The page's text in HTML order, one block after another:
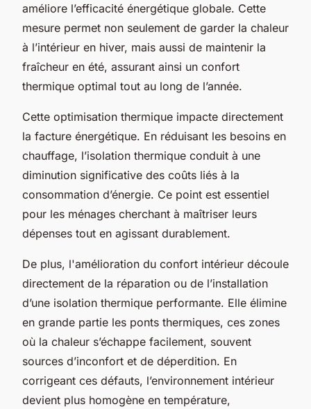
améliore l’efficacité énergétique globale. Cette
mesure permet non seulement de garder la chaleur
à l’intérieur en hiver, mais aussi de maintenir la
fraîcheur en été, assurant ainsi un confort
thermique optimal tout au long de l’année.
Cette optimisation thermique impacte directement
la facture énergétique. En réduisant les besoins en
chauffage, l’isolation thermique conduit à une
diminution significative des coûts liés à la
consommation d’énergie. Ce point est essentiel
pour les ménages cherchant à maîtriser leurs
dépenses tout en agissant durablement.
De plus, l'amélioration du confort intérieur découle
directement de la réparation ou de l’installation
d’une isolation thermique performante. Elle élimine
en grande partie les ponts thermiques, ces zones
où la chaleur s’échappe facilement, souvent
sources d’inconfort et de déperdition. En
corrigeant ces défauts, l’environnement intérieur
devient plus homogène en température,